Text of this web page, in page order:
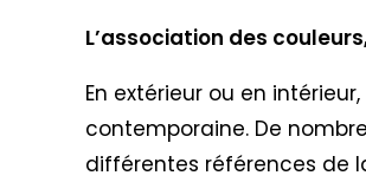
L’association des
En extérieur ou en
contemporaine. De
différentes références de